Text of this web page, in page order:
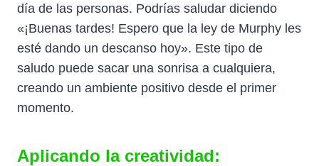
día de las personas. Podrías saludar diciendo
«¡Buenas tardes! Espero que la ley de Murphy les
esté dando un descanso hoy». Este tipo de
saludo puede sacar una sonrisa a cualquiera,
creando un ambiente positivo desde el primer
momento.
Aplicando la creatividad: